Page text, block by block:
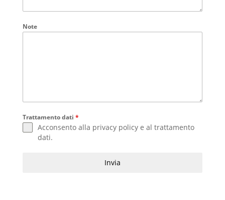
Note
Trattamento dati *
Acconsento alla privacy policye al trattamento
dati.
Invia